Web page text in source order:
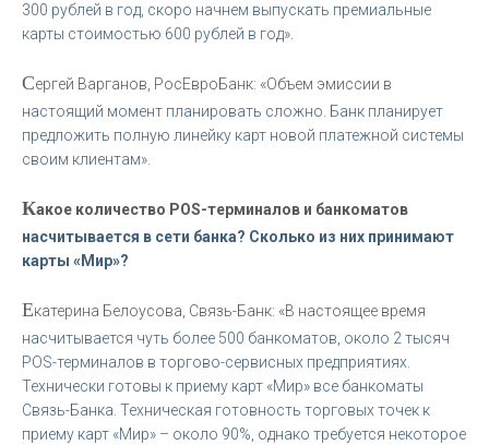
300 рублей в год, скоро начнем выпускать премиальные
карты стоимостью 600 рублей в год».
Сергей Варганов, РосЕвроБанк: «Объем эмиссии в
настоящий момент планировать сложно. Банк планирует
предложить полную линейку карт новой платежной системы
своим клиентам».
Какое количество POS-терминалов и банкоматов
насчитывается в сети банка? Сколько из них принимают
карты «Мир»?
Екатерина Белоусова, Связь-Банк: «В настоящее время
насчитывается чуть более 500 банкоматов, около 2 тысяч
POS-терминалов в торгово-сервисных предприятиях.
Технически готовы к приему карт «Мир» все банкоматы
Связь-Банка. Техническая готовность торговых точек к
приему карт «Мир» – около 90%, однако требуется некоторое